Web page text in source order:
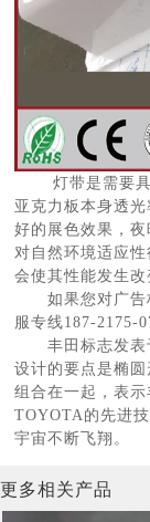
灯带是需要具
亚克力板本身透
好的展色效果，
对自然环境适应
会使其性能发生
如果您对广告
服专线187-2175-
丰田标志发表于
设计的要点是椭
组合在一起，表
TOYOTA的先进
宇宙不断飞翔。
更多相关产品